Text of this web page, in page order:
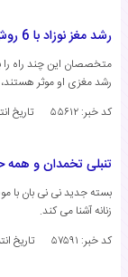
رشد مغز نوزاد با 6 روش
متخصصان این چند راه را
رشد مغزی او موثر
کد خبر: ۵۵۶۱۲
تاریخ
تنبلی تخمدان و
بسته جدید نی نی بان با
زنانه آشنا می کند.
کد خبر: ۵۷۵۹۱
تاریخ